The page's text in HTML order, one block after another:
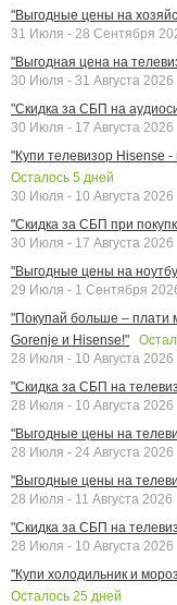
"Выгодные цены на
31 Июля - 28 Сентября
"Выгодная цена на
30 Июля - 31 Августа 2026
"Скидка за СБП на
30 Июля - 17 Августа 2026
"Купи телевизор Hisense -
Осталось 5 дней
30 Июля - 10 Августа 2026
"Скидка за СБП при
30 Июля - 17 Августа 2026
"Выгодные цены на
29 Июля - 1 Сентября
"Покупай больше – плати
Gorenje и Hisense!"
28 Июля - 10 Августа 2026
"Скидка за СБП на
28 Июля - 10 Августа 2026
"Выгодные цены на
28 Июля - 24 Августа 2026
"Выгодные цены на
28 Июля - 11 Августа 2026
"Скидка за СБП на
28 Июля - 10 Августа 2026
"Купи холодильник и
Осталось 25 дней